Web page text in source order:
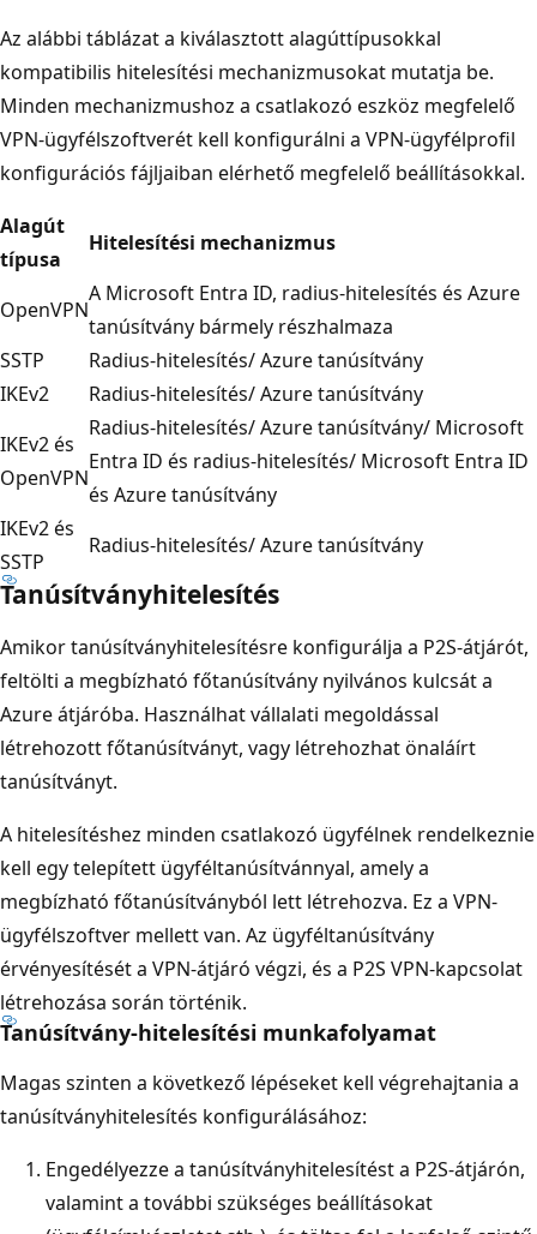
Az alábbi táblázat a kiválasztott alagúttípusokkal
kompatibilis hitelesítési mechanizmusokat mutatja be.
Minden mechanizmushoz a csatlakozó eszköz megfelelő
VPN-ügyfélszoftverét kell konfigurálni a VPN-ügyfélprofil
konfigurációs fájljaiban elérhető megfelelő beállításokkal.
Alagút
típusa
Hitelesítési mechanizmus
OpenVPN
A Microsoft Entra ID, radius-hitelesítés és Azure
tanúsítvány bármely részhalmaza
SSTP
Radius-hitelesítés/ Azure tanúsítvány
IKEv2
Radius-hitelesítés/ Azure tanúsítvány
IKEv2 és
OpenVPN
Radius-hitelesítés/ Azure tanúsítvány/ Microsoft
Entra ID és radius-hitelesítés/ Microsoft Entra ID
és Azure tanúsítvány
IKEv2 és
SSTP
Radius-hitelesítés/ Azure tanúsítvány
Tanúsítványhitelesítés
Amikor tanúsítványhitelesítésre konfigurálja a P2S-átjárót,
feltölti a megbízható főtanúsítvány nyilvános kulcsát a
Azure átjáróba. Használhat vállalati megoldással
létrehozott főtanúsítványt, vagy létrehozhat önaláírt
tanúsítványt.
A hitelesítéshez minden csatlakozó ügyfélnek rendelkeznie
kell egy telepített ügyféltanúsítvánnyal, amely a
megbízható főtanúsítványból lett létrehozva. Ez a VPN-
ügyfélszoftver mellett van. Az ügyféltanúsítvány
érvényesítését a VPN-átjáró végzi, és a P2S VPN-kapcsolat
létrehozása során történik.
Tanúsítvány-hitelesítési munkafolyamat
Magas szinten a következő lépéseket kell végrehajtania a
tanúsítványhitelesítés konfigurálásához:
Engedélyezze a tanúsítványhitelesítést a P2S-átjárón,
valamint a további szükséges beállításokat